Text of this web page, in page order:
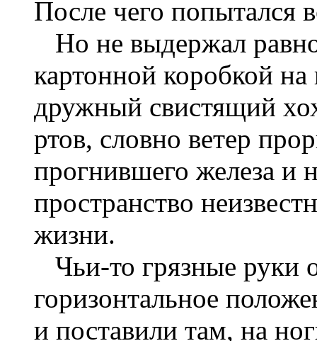
После чего попытался
Но не выдержал
картонной коробкой на
дружный свистящий
ртов, словно ветер
прогнившего железа и
пространство
жизни.
Чьи-то грязные руки
горизонтальное
и поставили там, на